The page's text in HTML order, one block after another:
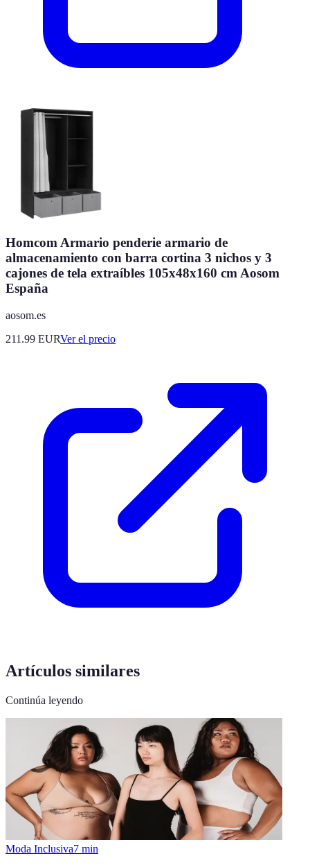
Homcom Armario penderie armario de
almacenamiento con barra cortina 3 nichos y 3
cajones de tela extraíbles 105x48x160 cm Aosom
España
aosom.es
211.99 EURVer el precio
Artículos similares
Continúa leyendo
Moda Inclusiva7 min